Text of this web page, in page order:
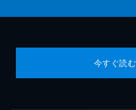
今すぐ読む